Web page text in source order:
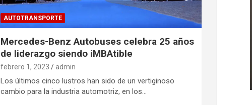
AUTOTRANSPORTE
Mercedes-Benz Autobuses celebra 25 años
de liderazgo siendo iMBAtible
febrero 1, 2023 admin
Los últimos cinco lustros han sido de un vertiginoso
cambio para la industria automotriz, en los…